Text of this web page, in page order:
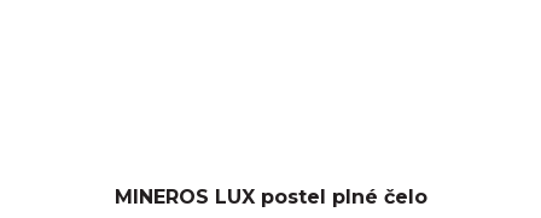
MINEROS LUX postel plné čelo